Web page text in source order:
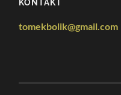
tomekbolik@gmail.com